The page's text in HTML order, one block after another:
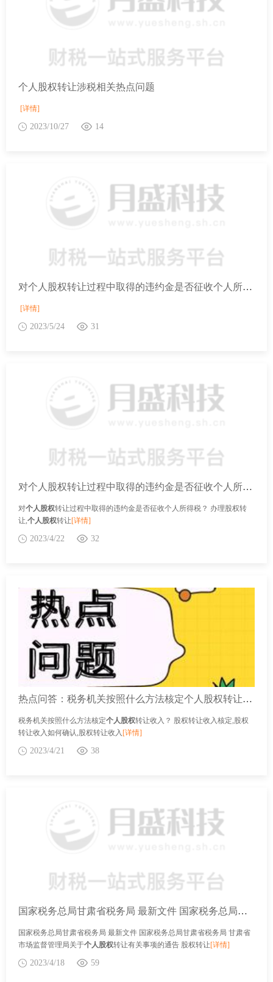
个人股权转让涉税相关热点问题
[详情]
2023/10/27 14
对个人股权转让过程中取得的违约金是否征收个人所得税？
[详情]
2023/5/24 31
对个人股权转让过程中取得的违约金是否征收个人所得税？
对个人股权转让过程中取得的违约金是否征收个人所得税？ 办理股权转
让,个人股权转让[详情]
2023/4/22 32
热点问答：税务机关按照什么方法核定个人股权转让收入？
税务机关按照什么方法核定个人股权转让收入？ 股权转让收入核定,股权
转让收入如何确认,股权转让收入 [详情]
2023/4/21 38
国家税务总局甘肃省税务局 最新文件 国家税务总局甘肃省税务局 甘肃省市场监督管理局关于个人股权转让有关事项的通告
国家税务总局甘肃省税务局 最新文件 国家税务总局甘肃省税务局 甘肃省
市场监督管理局关于个人股权转让有关事项的通告 股权转让[详情]
2023/4/18 59